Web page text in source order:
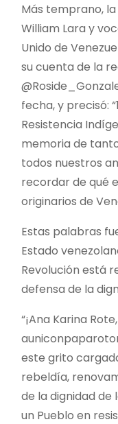
Más temprano,
William Lara y
Unido de
su cuenta de la
fecha, y precisó:
Resistencia
memoria de
todos nuestros
recordar de qué
originarios de
Estas palabras
Estado
Revolución está
defensa de la
“¡Ana Karina Rote,
este grito
rebeldía,
de la dignidad de
un Pueblo en